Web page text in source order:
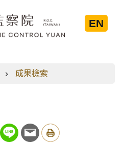
EN
成果檢索